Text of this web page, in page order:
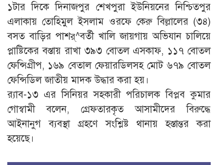
১টার দিকে দিনাজপুর শেখপুরা ইউনিয়নের নিশ্চিতপুর
এলাকায় তোহিমুল ইসলাম ওরফে কেরু বিল্লালের (৩৪)
বসত বাড়ির পাশর্^বর্তী খালি জায়গায় অভিযান চালিয়ে
প্লাষ্টিকের বস্তায় রাখা ৩৯৩ বোতল এসকাফ, ১১৭ বোতল
ফেন্সিগ্রীপ, ১৬৯ বেতাল ফেয়ারডিলসহ মোট ৬৭৯ বোতল
ফেন্সিডিল জাতীয় মাদক উদ্ধার করা হয়।
র‌্যাব-১৩ এর সিনিয়র সহকারী পরিচালক বিপ্লব কুমার
গোস্বামী বলেন, গ্রেফতারকৃত আসামীদের বিরুদ্ধে
আইনানুগ ব্যবস্থা গ্রহণে সংশ্লিষ্ট থানায় হস্তান্তর করা
হয়েছে।